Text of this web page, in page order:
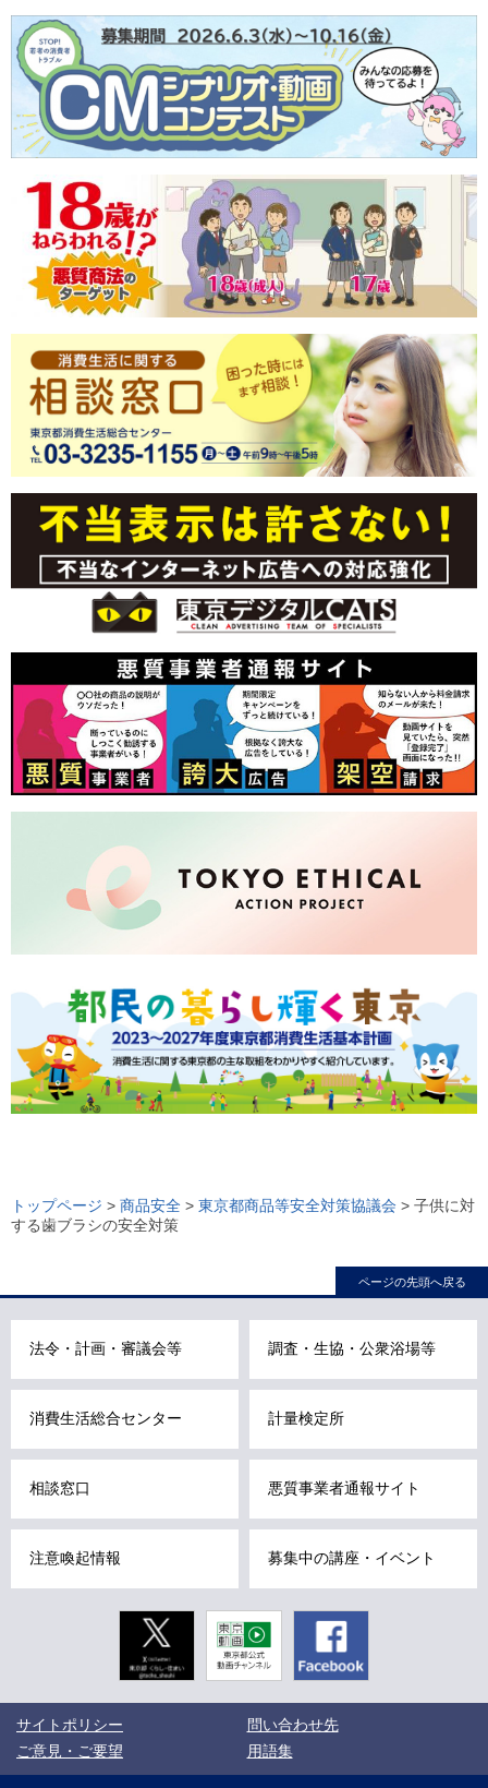
ー
カ
トップページ > 商品安全 > 東京都商品等安全対策協議会 > 子供に対
する歯ブラシの安全対策
ページの先頭へ戻る
法令・計画・審議会等 調査・生協・公衆浴場等
消費生活総合センター 計量検定所
相談窓口 悪質事業者通報サイト
注意喚起情報 募集中の講座・イベント
Twitter
東京動画
東京都公式
動画チャン
ネル
Facebook
サイトポリシー
問い合わせ先
ご意見・ご要望
用語集